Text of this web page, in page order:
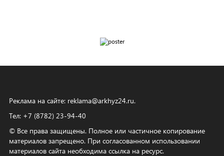
Реклама на сайте: reklama@arkhyz24.ru.
Тел: +7 (8782) 23‑94‑40
© Все права защищены. Полное или частичное копирование
материалов запрещено. При согласованном использовании
материалов сайта необходима ссылка на ресурс.